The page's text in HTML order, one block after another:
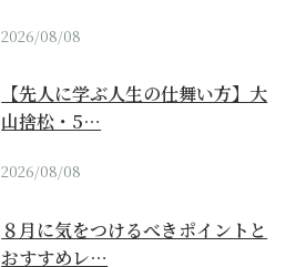
2026/08/08
【先人に学ぶ人生の仕舞い方】大
山捨松・5…
2026/08/08
８月に気をつけるべきポイントと
おすすめレ…